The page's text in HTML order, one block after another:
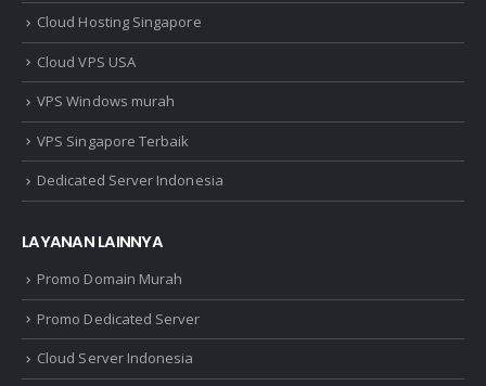
Cloud Hosting Singapore
Cloud VPS USA
VPS Windows murah
VPS Singapore Terbaik
Dedicated Server Indonesia
LAYANAN LAINNYA
Promo Domain Murah
Promo Dedicated Server
Cloud Server Indonesia